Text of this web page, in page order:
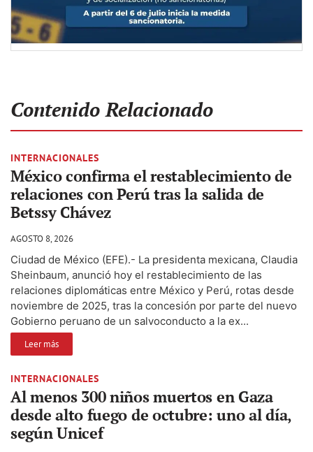
Contenido Relacionado
INTERNACIONALES
México confirma el restablecimiento de
relaciones con Perú tras la salida de
Betssy Chávez
AGOSTO 8, 2026
Ciudad de México (EFE).- La presidenta mexicana, Claudia
Sheinbaum, anunció hoy el restablecimiento de las
relaciones diplomáticas entre México y Perú, rotas desde
noviembre de 2025, tras la concesión por parte del nuevo
Gobierno peruano de un salvoconducto a la ex...
Leer más
INTERNACIONALES
Al menos 300 niños muertos en Gaza
desde alto fuego de octubre: uno al día,
según Unicef